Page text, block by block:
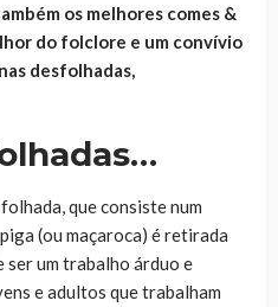
os melhores comes &
do folclore e um convívio
desfolhadas,
que consiste num
(ou maçaroca) é retirada
ser um trabalho árduo e
e adultos que trabalham